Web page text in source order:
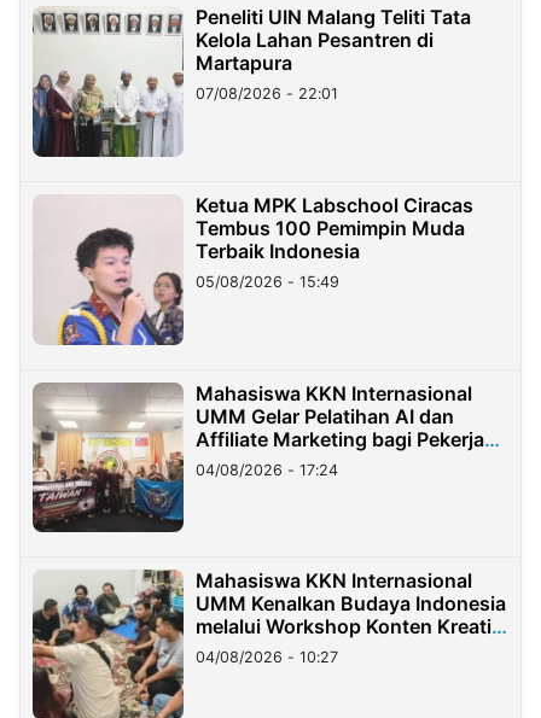
Peneliti UIN Malang Teliti Tata
Kelola Lahan Pesantren di
Martapura
07/08/2026 - 22:01
Ketua MPK Labschool Ciracas
Tembus 100 Pemimpin Muda
Terbaik Indonesia
05/08/2026 - 15:49
Mahasiswa KKN Internasional
UMM Gelar Pelatihan AI dan
Affiliate Marketing bagi Pekerja
Migran Indonesia di Taiwan
04/08/2026 - 17:24
Mahasiswa KKN Internasional
UMM Kenalkan Budaya Indonesia
melalui Workshop Konten Kreatif
di Taiwan
04/08/2026 - 10:27